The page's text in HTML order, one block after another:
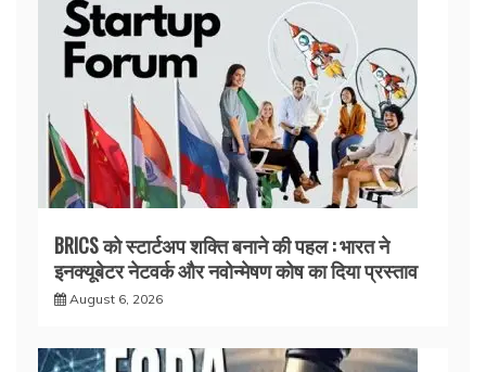
BRICS को स्टार्टअप शक्ति बनाने की पहल : भारत ने
इनक्यूबेटर नेटवर्क और नवोन्मेषण कोष का दिया प्रस्ताव
August 6, 2026